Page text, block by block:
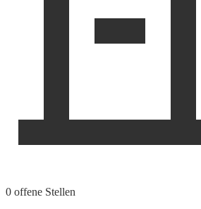
0 offene Stellen